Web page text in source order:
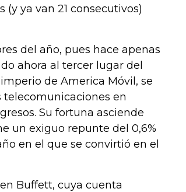
ya van 21 consecutivos)
del año, pues hace apenas
ahora al tercer lugar del
de America Móvil, se
telecomunicaciones en
Su fortuna asciende
un exiguo repunte del 0,6%
en el que se convirtió en el
Buffett, cuya cuenta